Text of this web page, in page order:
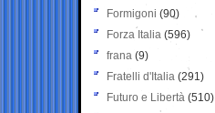
Formigoni (90)
Forza Italia (596)
frana (9)
Fratelli d'Italia (291)
Futuro e Libertà (510)